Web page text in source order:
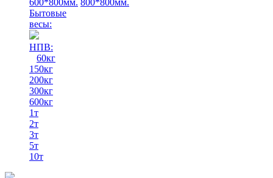
600*800мм. 800*800мм.
Бытовые
весы:
НПВ:
60кг
150кг
200кг
300кг
600кг
1т
2т
3т
5т
10т